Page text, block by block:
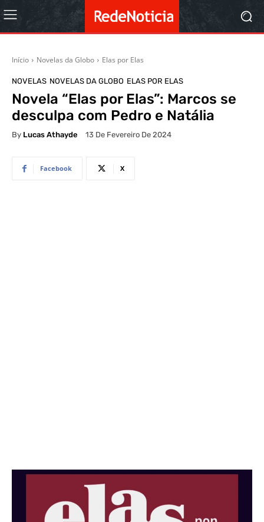
Início Novelas da Globo Elas por Elas
NOVELAS NOVELAS DA GLOBO ELAS POR ELAS
Novela “Elas por Elas”: Marcos se
desculpa com Pedro e Natália
By Lucas Athayde 13 De Fevereiro De 2024
Facebook X